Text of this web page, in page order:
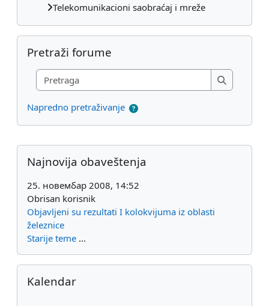
Telekomunikacioni saobraćaj i mreže
Preskoči Pretraži forume
Pretraži forume
Pretraga
Pretraga
Napredno pretraživanje
Dodatni blokovi
Preskoči Najnovija obaveštenja
Najnovija obaveštenja
25. новембар 2008, 14:52
Obrisan korisnik
Objavljeni su rezultati I kolokvijuma iz oblasti
železnice
Starije teme ...
Preskoči Kalendar
Kalendar